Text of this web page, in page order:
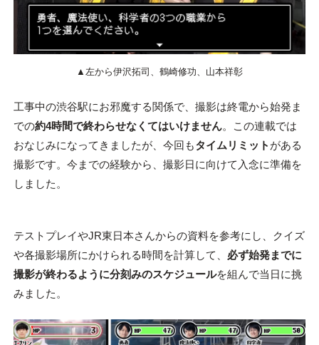
▲左から伊沢拓司、鶴崎修功、山本祥彰
工事中の渋谷駅にお邪魔する関係で、撮影は終電から始発ま
での約4時間で終わらせなくてはいけません。この連載では
おなじみになってきましたが、今回もタイムリミット がある
撮影です。今までの経験から、撮影日に向けて入念に準備を
しました。
テストプレイやJR東日本さんからの資料を参考にし、クイズ
や各撮影場所にかけられる時間を計算して、 必ず始発までに
撮影が終わるように分刻みのスケジュールを組んで当日に挑
みました。